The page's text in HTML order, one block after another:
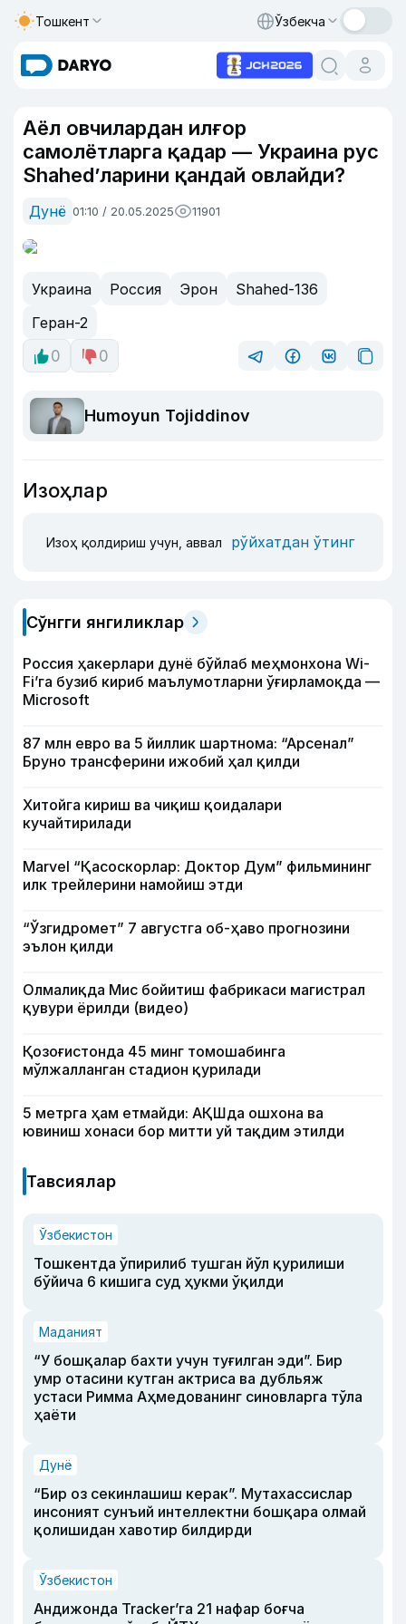
Тошкент Ўзбекча
Аёл овчилардан илғор
самолётларга қадар — Украина рус
Shahed’ларини қандай овлайди?
Дунё 01:10 / 20.05.2025 11901
Украина Россия Эрон
Shahed-136
Геран-2
0
0
Humoyun Tojiddinov
Изоҳлар
Изоҳ қолдириш учун, аввал рўйхатдан ўтинг
Сўнгги янгиликлар
Россия ҳакерлари дунё бўйлаб меҳмонхона Wi-
Fi’га бузиб кириб маълумотларни ўғирламоқда —
Microsoft
87 млн евро ва 5 йиллик шартнома: “Арсенал”
Бруно трансферини ижобий ҳал қилди
Хитойга кириш ва чиқиш қоидалари
кучайтирилади
Marvel “Қасоскорлар: Доктор Дум” фильмининг
илк трейлерини намойиш этди
“Ўзгидромет” 7 августга об-ҳаво прогнозини
эълон қилди
Олмалиқда Мис бойитиш фабрикаси магистрал
қувури ёрилди (видео)
Қозоғистонда 45 минг томошабинга
мўлжалланган стадион қурилади
5 метрга ҳам етмайди: АҚШда ошхона ва
ювиниш хонаси бор митти уй тақдим этилди
Тавсиялар
Ўзбекистон
Тошкентда ўпирилиб тушган йўл қурилиши
бўйича 6 кишига суд ҳукми ўқилди
Маданият
“У бошқалар бахти учун туғилган эди”. Бир
умр отасини кутган актриса ва дубльяж
устаси Римма Аҳмедованинг синовларга тўла
ҳаёти
Дунё
“Бир оз секинлашиш керак”. Мутахассислар
инсоният сунъий интеллектни бошқара олмай
қолишидан хавотир билдирди
Ўзбекистон
Андижонда Tracker’га 21 нафар боғча